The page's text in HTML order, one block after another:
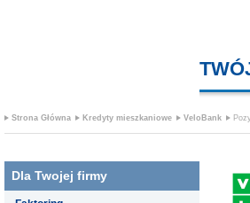
Strona Główna Kredyty mieszkaniowe VeloBank
Dla Twojej firmy